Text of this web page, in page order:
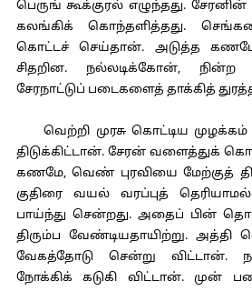
பெருங் கூக்குரல் எழுந்தது.
கலங்கிக் கொந்தளித்தது.
கொட்டச் செய்தான். அடுத்த
சிதறின. நல்லடிக்கோன், நின்ற
சேரநாட்டுப் படைகளைத் தாக்கித்
வெற்றி முரசு கொட்டிய முழக்கம்
திடுக்கிட்டான். சேரன் வளைத்துக்
கணமே, வெண் புரவியை மேற்குத்
குதிரை வயல் வரப்புத்
பாய்ந்து சென்றது. அதைப் பின்
திரும்ப வேண்டியதாயிற்று. அத்தி
வேகத்தோடு சென்று
நோக்கிக் கடுகி விட்டான். முன்